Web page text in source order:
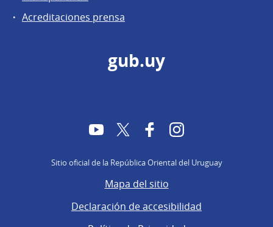
Acreditaciones prensa
gub.uy
YouTubeTwitter FacebookInstagram
Sitio oficial de la República Oriental del Uruguay
Mapa del sitio
Declaración de accesibilidad